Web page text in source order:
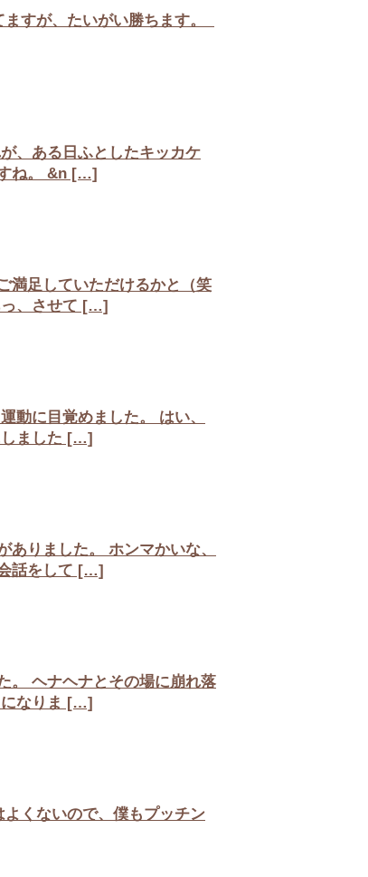
すが、たいがい勝ちます。
、ある日ふとしたキッカケ
すね。 &n […]
満足していただけるかと（笑
っ、させて […]
動に目覚めました。 はい、
しました […]
りました。 ホンマかいな、
話をして […]
。 ヘナヘナとその場に崩れ落
になりま […]
くないので、僕もプッチン